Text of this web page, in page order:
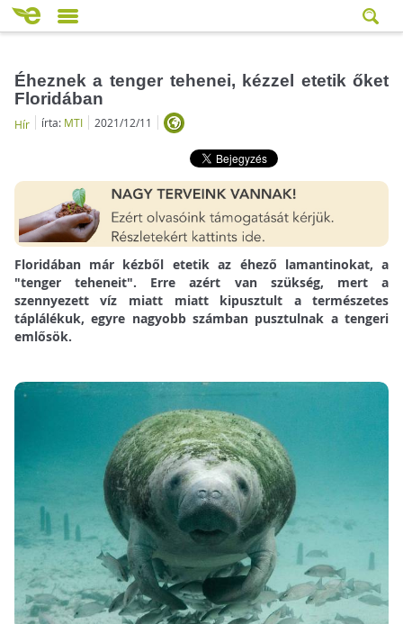
Éheznek a tenger tehenei, kézzel etetik őket
Floridában
Hír írta: MTI 2021/12/11
Floridában már kézből etetik az éhező lamantinokat, a
"tenger teheneit". Erre azért van szükség, mert a
szennyezett víz miatt miatt kipusztult a természetes
táplálékuk, egyre nagyobb számban pusztulnak a tengeri
emlősök.